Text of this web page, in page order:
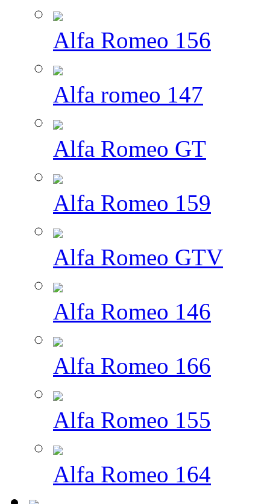
Alfa Romeo 156
Alfa romeo 147
Alfa Romeo GT
Alfa Romeo 159
Alfa Romeo GTV
Alfa Romeo 146
Alfa Romeo 166
Alfa Romeo 155
Alfa Romeo 164